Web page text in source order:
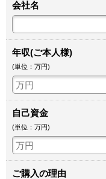
会社名
年収(ご本人様)
(単位：万円)
自己資金
(単位：万円)
ご購入の理由